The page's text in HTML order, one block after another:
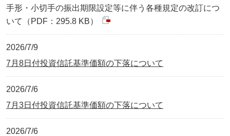
手形・小切手の振出期限設定等に伴う各種規定の改訂につ
いて（PDF：295.8 KB）
2026/7/9
7月8日付投資信託基準価額の下落について
2026/7/6
7月3日付投資信託基準価額の下落について
2026/7/6